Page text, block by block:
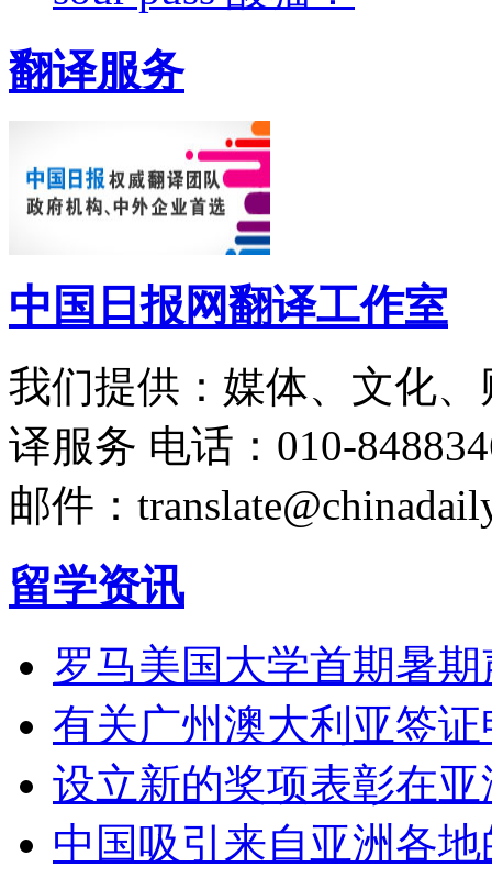
翻译服务
中国日报网翻译工作室
我们提供：媒体、文化
译服务 电话：010-
邮件：
留学资讯
罗马美国大学首期暑
有关广州澳大利亚签
设立新的奖项表彰在
中国吸引来自亚洲各